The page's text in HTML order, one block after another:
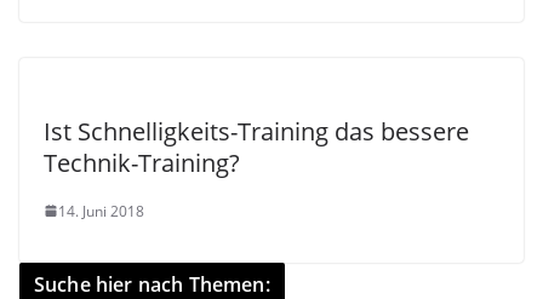
Ist Schnelligkeits-Training das bessere
Technik-Training?
14. Juni 2018
Suche hier nach Themen: